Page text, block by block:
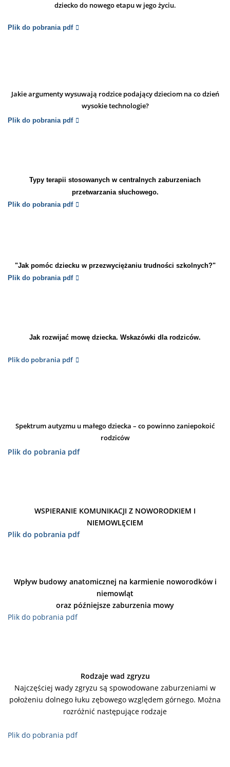
dziecko do nowego etapu w jego życiu.
Plik do pobrania pdf
Jakie argumenty wysuwają rodzice podający dzieciom na co dzień
wysokie technologie?
Plik do pobrania pdf
Typy terapii stosowanych w centralnych zaburzeniach
przetwarzania słuchowego.
Plik do pobrania pdf
"Jak pomóc dziecku w przezwyciężaniu trudności szkolnych?"
Plik do pobrania pdf
Jak rozwijać mowę dziecka. Wskazówki dla rodziców.
Plik do pobrania pdf
Spektrum autyzmu u małego dziecka – co powinno zaniepokoić
rodziców
Plik do pobrania pdf
WSPIERANIE KOMUNIKACJI Z NOWORODKIEM I
NIEMOWLĘCIEM
Plik do pobrania pdf
Wpływ budowy anatomicznej na karmienie noworodków i
niemowląt
oraz późniejsze zaburzenia mowy
Plik do pobrania pdf
Rodzaje wad zgryzu
Najczęściej wady zgryzu są spowodowane zaburzeniami w
położeniu dolnego łuku zębowego względem górnego. Można
rozróżnić następujące rodzaje
Plik do pobrania pdf